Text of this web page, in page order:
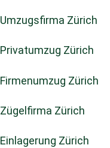
Umzugsfirma Zürich
Privatumzug Zürich
Firmenumzug Zürich
Zügelfirma Zürich
Einlagerung Zürich